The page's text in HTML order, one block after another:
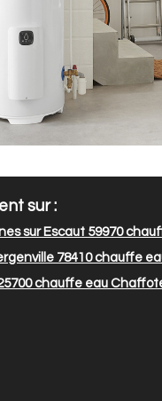
sur :
sur Escaut 59970
78410chauffe
chauffe eau